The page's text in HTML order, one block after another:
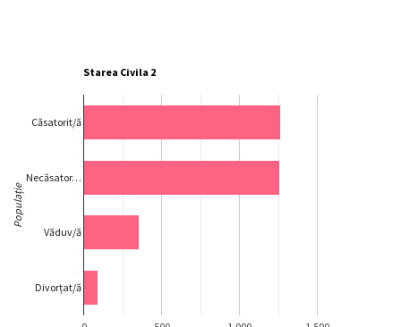
Starea Civila 2
Căsatorit/ă
Necăsator…
Văduv/ă
Divorțat/ă
Populație